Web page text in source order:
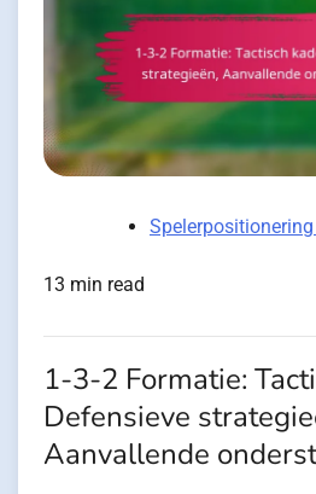
13 min read
1-3-2 Formatie:
Defensieve
Aanvallende